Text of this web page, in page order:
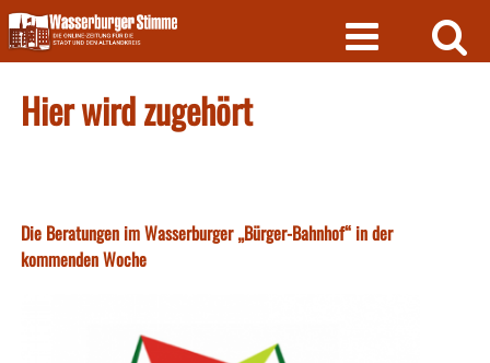
Skip
to
content
Hier wird zugehört
Die Beratungen im Wasserburger „Bürger-Bahnhof“ in der
kommenden Woche